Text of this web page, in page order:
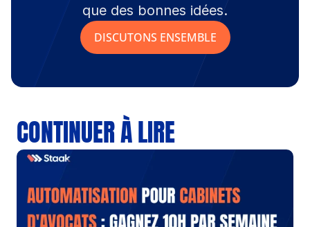
que des bonnes idées.
DISCUTONS ENSEMBLE
CONTINUER À LIRE